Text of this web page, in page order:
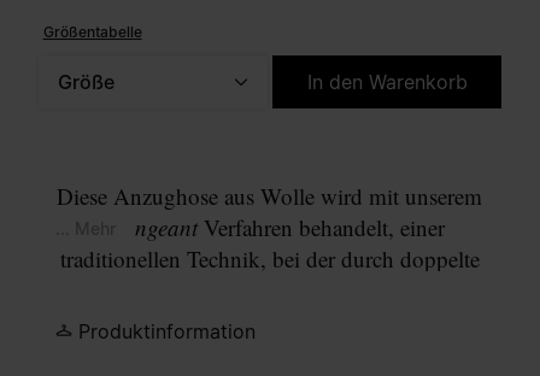
Größentabelle
In den Warenkorb
Diese Anzughose aus Wolle wird mit unserem
ChangeantVerfahren behandelt, einer
traditionellen Technik, bei der durch doppelte
Das Ergebnis ist ein verblasstes Armeeblau mit
Produktinformation